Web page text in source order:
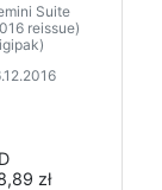
Suite
reissue)
zł